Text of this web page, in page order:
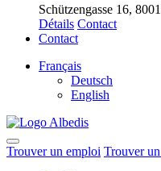
Schützengasse 16,
Détails Contact
Contact
Français
Deutsch
English
Trouver un emploi Trouver